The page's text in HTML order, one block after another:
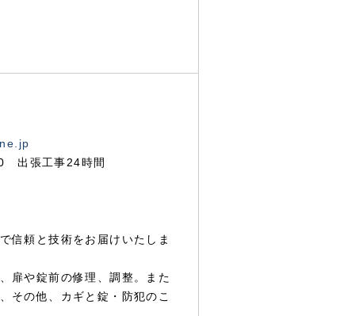
出張工事24時間
信頼と技術をお届けいたしま
扉や錠前の修理、調整。また
その他、カギと錠・防犯のこ